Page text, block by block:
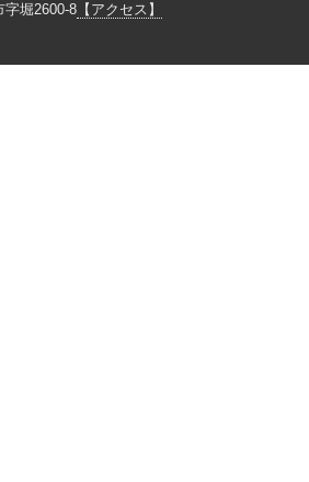
字堀2600-8 【アクセス】